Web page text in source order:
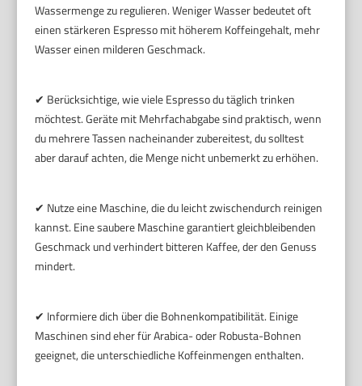
Wassermenge zu regulieren. Weniger Wasser bedeutet oft
einen stärkeren Espresso mit höherem Koffeingehalt, mehr
Wasser einen milderen Geschmack.
✔ Berücksichtige, wie viele Espresso du täglich trinken
möchtest. Geräte mit Mehrfachabgabe sind praktisch, wenn
du mehrere Tassen nacheinander zubereitest, du solltest
aber darauf achten, die Menge nicht unbemerkt zu erhöhen.
✔ Nutze eine Maschine, die du leicht zwischendurch reinigen
kannst. Eine saubere Maschine garantiert gleichbleibenden
Geschmack und verhindert bitteren Kaffee, der den Genuss
mindert.
✔ Informiere dich über die Bohnenkompatibilität. Einige
Maschinen sind eher für Arabica- oder Robusta-Bohnen
geeignet, die unterschiedliche Koffeinmengen enthalten.